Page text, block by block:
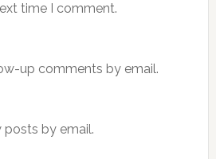
time I comment.
up comments by email.
by email.